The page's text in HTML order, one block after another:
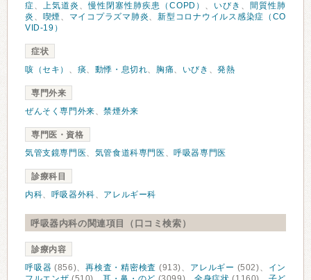
症、上気道炎 、慢性閉塞性肺疾患（COPD） 、 いびき 、 間質性肺
炎 、 喫煙 、 マイコプラズマ肺炎、新型コロナウイルス感染症（CO
VID-19）
症状
咳（セキ） 、 痰、 動悸・息切れ、 胸痛、 いびき 、発熱
専門外来
ぜんそく専門外来、禁煙外来
専門医・資格
気管支鏡専門医、 気管食道科専門医 、呼吸器専門医
診療科目
内科、 呼吸器外科、 アレルギー科
呼吸器内科の関連項目（口コミ検索）
診療内容
呼吸器 (856)、再検査・精密検査 (913)、 アレルギー (502)、 イン